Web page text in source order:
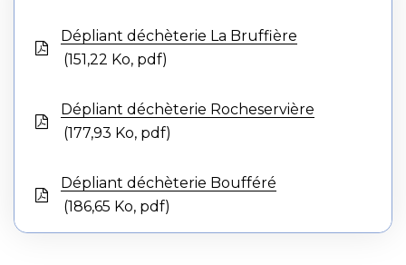
Dépliant déchèterie La Bruffière
151,22 Ko, pdf
Dépliant déchèterie Rocheservière
177,93 Ko, pdf
Dépliant déchèterie Boufféré
186,65 Ko, pdf